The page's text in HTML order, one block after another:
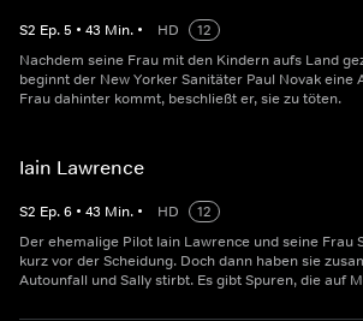
S2 Ep.5 • 43 Min. • HD
12
Nachdem seine Frau mit den Kindern aufs Land
beginnt der New Yorker Sanitäter Paul Novak eine
Frau dahinter kommt, beschließt er, sie zu töten.
Iain Lawrence
S2 Ep.6 • 43 Min. • HD
12
Der ehemalige Pilot Iain Lawrence und seine Frau
kurz vor der Scheidung. Doch dann haben sie
Autounfall und Sally stirbt. Es gibt Spuren, die auf